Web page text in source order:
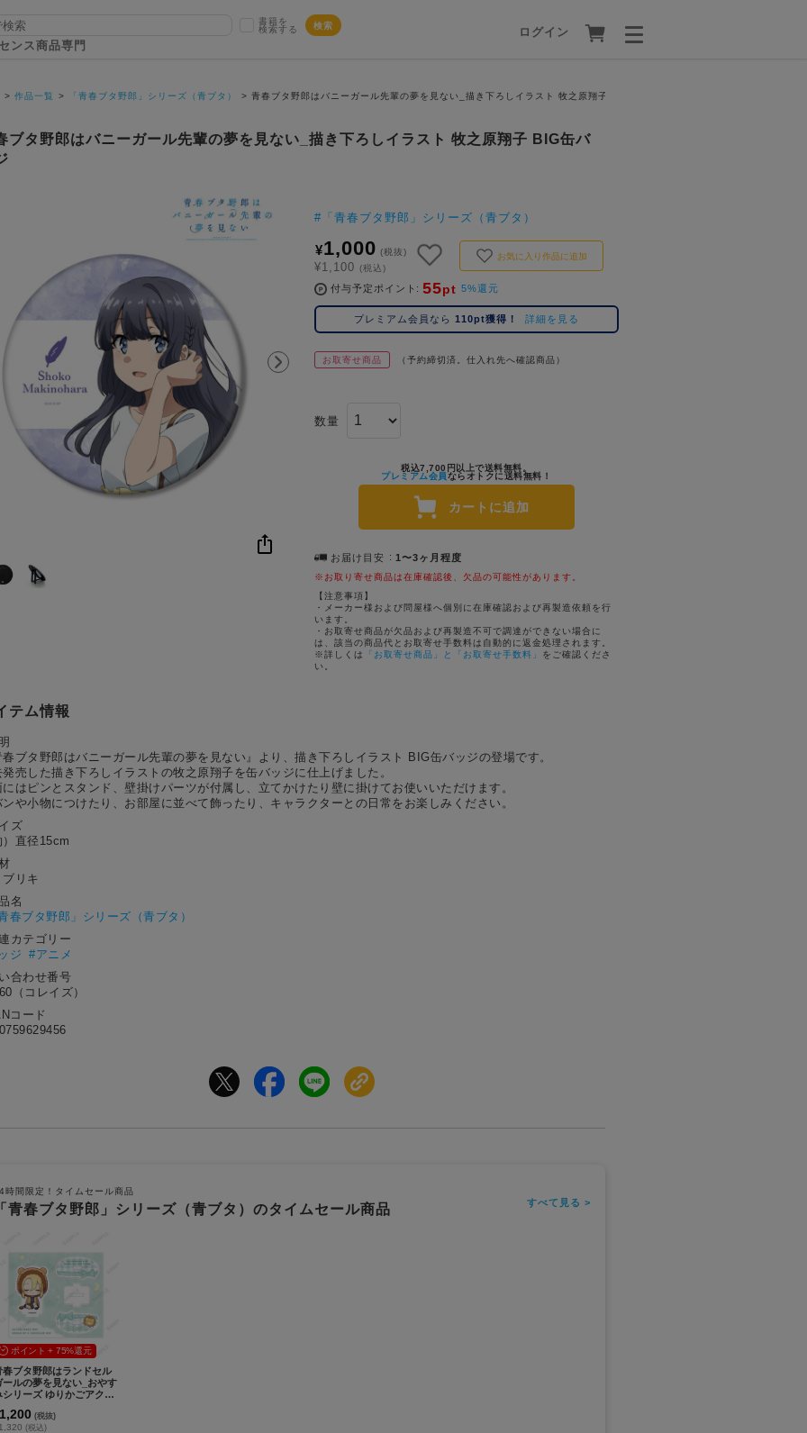
ンス商品専門
書籍を
検索する
検索 ログイン
作品一覧 「青春ブタ野郎」シリーズ（青ブタ） 青春ブタ野郎はバニーガール先輩の夢を見ない_描き下ろしイラスト 牧之原翔子 BIG缶バッジ
ブタ野郎はバニーガール先輩の夢を見ない_描き下ろしイラスト 牧之原翔子 BIG缶バ
# 「青春ブタ野郎」シリーズ（青ブタ）
¥1,000 (税抜)
¥1,100 (税込)
お気に入り作品に追加
付与予定ポイント 55pt 5%還元
プレミアム会員なら 110pt獲得！ 詳細を見る
お取寄せ商品 （予約締切済。仕入れ先へ確認商品）
数量
税込7,700円以上で送料無料。
プレミアム会員ならオトクに送料無料！
カートに追加
お届け目安 1〜3ヶ月程度
※お取り寄せ商品は在庫確認後、欠品の可能性があります。
【注意事項】
・メーカー様および問屋様へ個別に在庫確認および再製造依頼を行
います。
・お取寄せ商品が欠品および再製造不可で調達ができない場合に
は、該当の商品代とお取寄せ手数料は自動的に返金処理されます。
※詳しくは
「お取寄せ商品」と「お取寄せ手数料」
をご確認くださ
い。
テム情報
春ブタ野郎はバニーガール先輩の夢を見ない』より、描き下ろしイラスト BIG缶バッジの登場です。
発売した描き下ろしイラストの牧之原翔子を缶バッジに仕上げました。
にはピンとスタンド、壁掛けパーツが付属し、立てかけたり壁に掛けてお使いいただけます。
ンや小物につけたり、お部屋に並べて飾ったり、キャラクターとの日常をお楽しみください。
ズ
）直径15cm
リキ
名
春ブタ野郎」シリーズ（青ブタ）
カテゴリー
ジ
#アニメ
合わせ番号
（コレイズ）
コード
時間限定！タイムセール商品
青春ブタ野郎」シリーズ（青ブタ）のタイムセール商品 すべて見る >
ポイント + 75%還元
春ブタ野郎はランドセル
ールの夢を見ない_おやす
シリーズ ゆりかごアクリ
1,200 (税抜)
(税込)